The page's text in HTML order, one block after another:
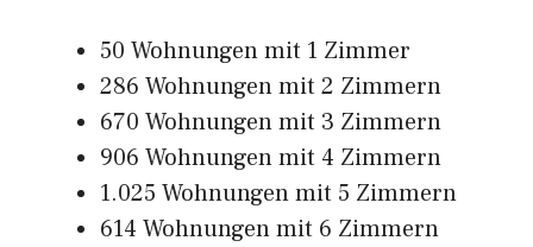
50 Wohnungen mit 1 Zimmer
286 Wohnungen mit 2 Zimmern
670 Wohnungen mit 3 Zimmern
906 Wohnungen mit 4 Zimmern
1.025 Wohnungen mit 5 Zimmern
614 Wohnungen mit 6 Zimmern